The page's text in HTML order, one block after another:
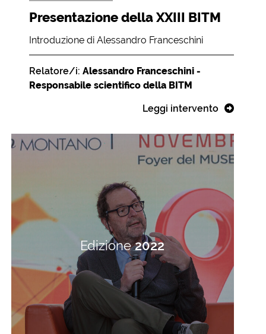
Presentazione della XXIII BITM
Introduzione di Alessandro Franceschini
Relatore/i: Alessandro Franceschini -
Responsabile scientifico della BITM
Leggi intervento
Edizione2022